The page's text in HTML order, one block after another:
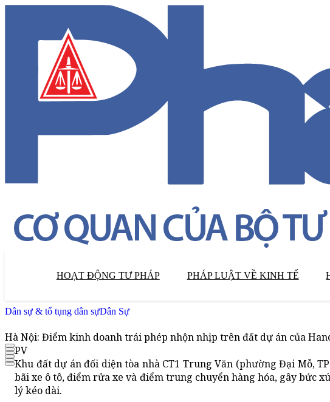
HOẠT ĐỘNG TƯ PHÁP PHÁP LUẬT VỀ KINH TẾ
Dân sự & tố tụng dân sựDân Sự
Hà Nội: Điểm kinh doanh trái phép nhộn nhịp trên đất dự án của
PV
Khu đất dự án đối diện tòa nhà CT1 Trung Văn (phường Đại Mỗ,
bãi xe ô tô, điểm rửa xe và điểm trung chuyển hàng hóa, gây bức
lý kéo dài.